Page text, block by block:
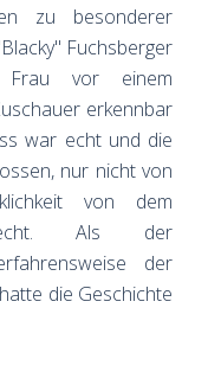
zu besonderer
Fuchsberger
vor einem
erkennbar
war echt und die
nur nicht von
von dem
Als der
der
die Geschichte